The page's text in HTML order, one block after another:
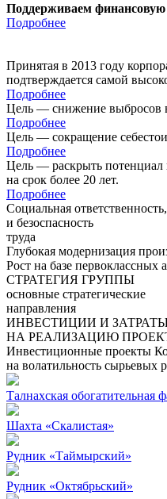
Поддерживаем финансовую
Подробнее
Принятая в 2013 году
подтверждается самой
Подробнее
Цель — снижение выбросов
Подробнее
Цель — сокращение
Подробнее
Цель — раскрыть потенциал
на срок более 20 лет.
Подробнее
Социальная
и безоспасность
труда
Глубокая модернизация
Рост на базе первоклассных
СТРАТЕГИЯ ГРУППЫ
основные стратегические
направления
ИНВЕСТИЦИИ И
НА РЕАЛИЗАЦИЮ
Инвестиционные проекты
на волатильность сырьевых
Талнахская обогатительная
Шахта «Скалистая»
Рудник «Таймырский»
Рудник «Октябрьский»